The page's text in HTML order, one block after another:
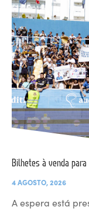
Bilhetes à venda
4 AGOSTO, 2026
A espera está